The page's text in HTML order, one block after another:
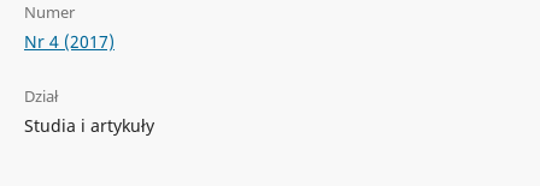
Numer
Nr 4 (2017)
Dział
Studia i artykuły